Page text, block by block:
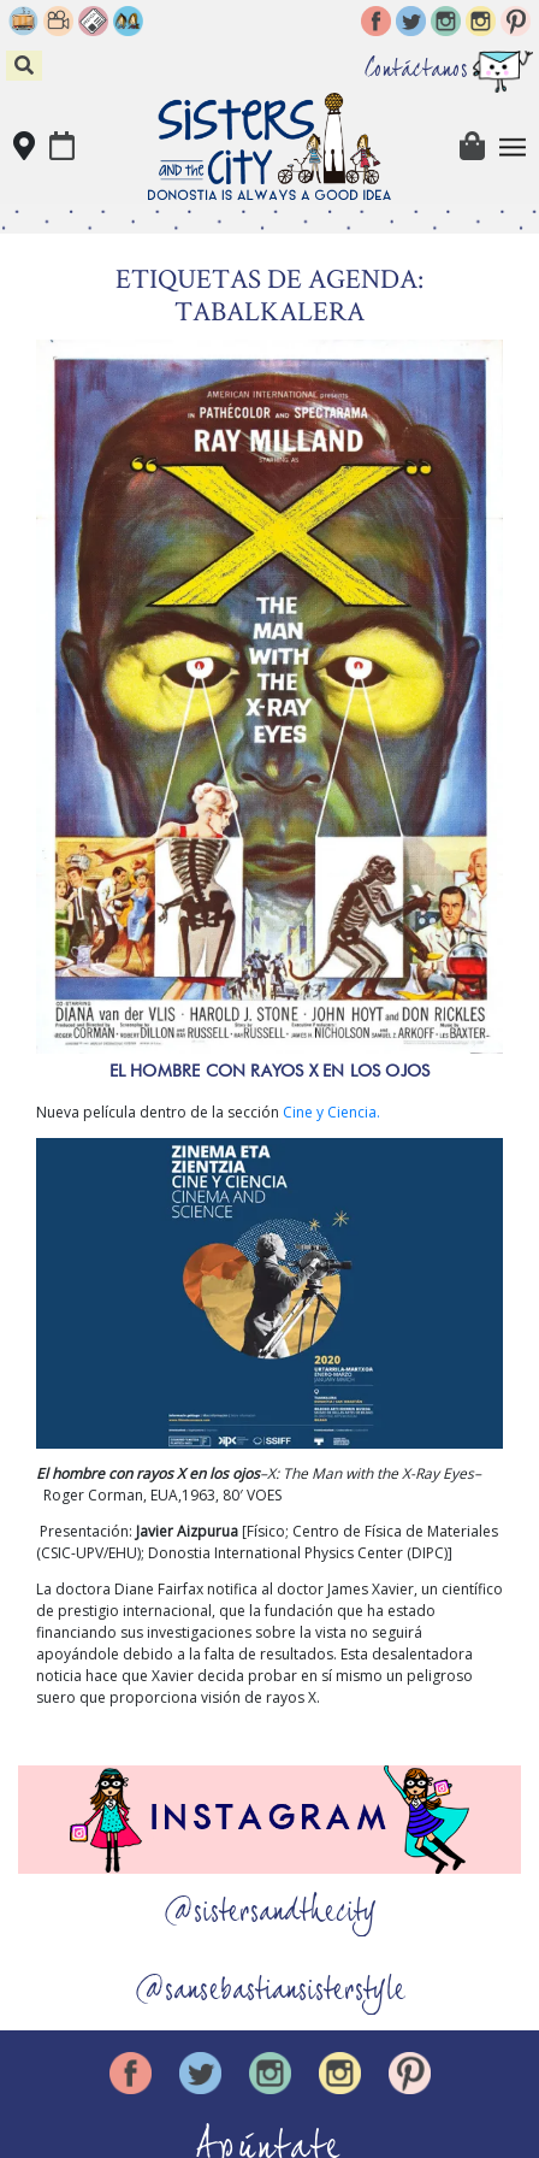
Skip
to
content
Contáctanos
ETIQUETAS DE AGENDA:
TABALKALERA
EL HOMBRE CON RAYOS X EN LOS OJOS
Nueva película dentro de la sección Cine y Ciencia.
El hombre con rayos X en los ojos–X: The Man with the X-Ray Eyes–
Roger Corman, EUA,1963, 80′ VOES
Presentación: Javier Aizpurua [Físico; Centro de Física de Materiales
(CSIC-UPV/EHU); Donostia International Physics Center (DIPC)]
La doctora Diane Fairfax notifica al doctor James Xavier, un científico
de prestigio internacional, que la fundación que ha estado
financiando sus investigaciones sobre la vista no seguirá
apoyándole debido a la falta de resultados. Esta desalentadora
noticia hace que Xavier decida probar en sí mismo un peligroso
suero que proporciona visión de rayos X.
@sistersandthecity
@sansebastiansisterstyle